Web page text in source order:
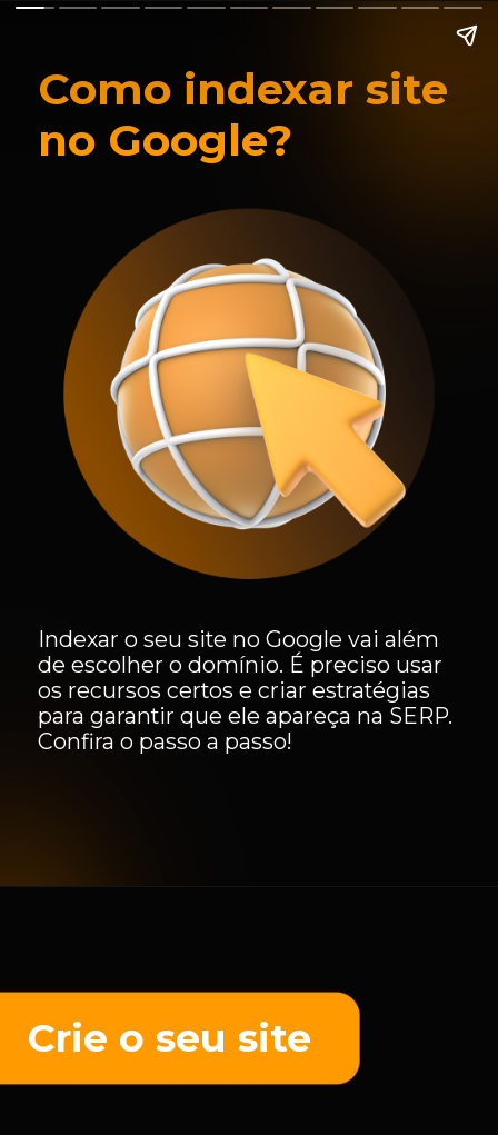
Como indexar site
no Google?
Indexar o seu site no Google vai além
de escolher o domínio. É preciso usar
os recursos certos e criar estratégias
para garantir que ele apareça na SERP.
Confira o passo a passo!
Crie o seu site